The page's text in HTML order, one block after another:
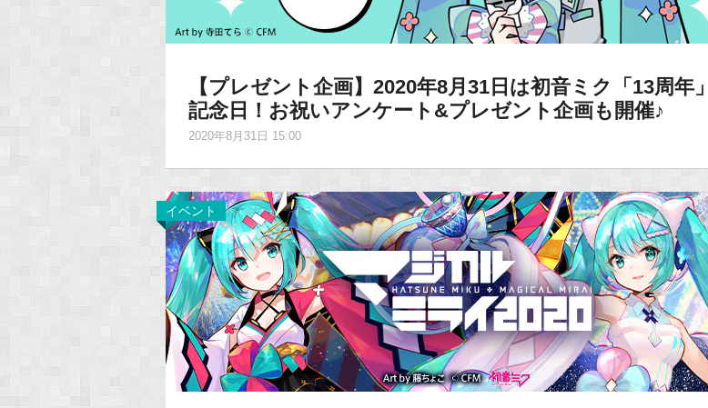
【プレゼント企画】2020年8月31日は初音ミク「13周年」
記念日！お祝いアンケート&プレゼント企画も開催♪
2020年8月31日 15:00
イベント